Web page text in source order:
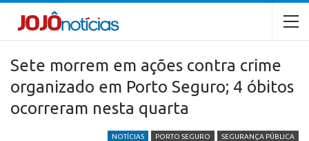
Sete morrem em ações contra crime
organizado em Porto Seguro; 4 óbitos
ocorreram nesta quarta
NOTÍCIAS PORTO SEGURO SEGURANÇA PÚBLICA